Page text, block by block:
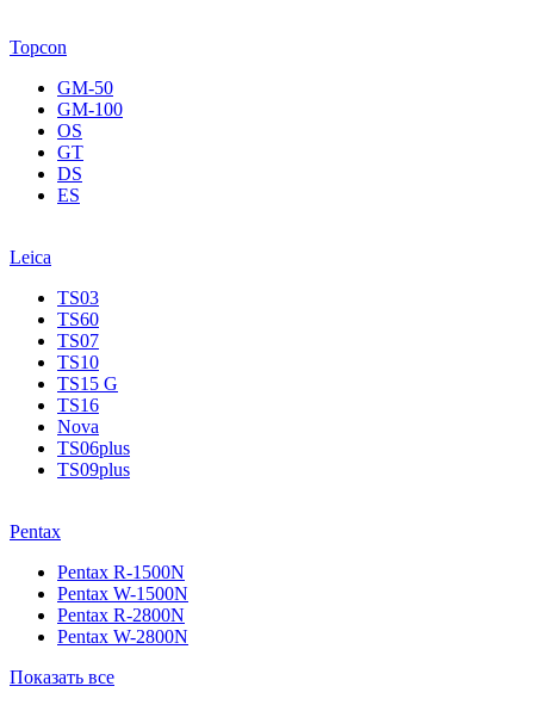
Topcon
GM-50
GM-100
OS
GT
DS
ES
Leica
TS03
TS60
TS07
TS10
TS15 G
TS16
Nova
TS06plus
TS09plus
Pentax
Pentax R-1500N
Pentax W-1500N
Pentax R-2800N
Pentax W-2800N
Показать все